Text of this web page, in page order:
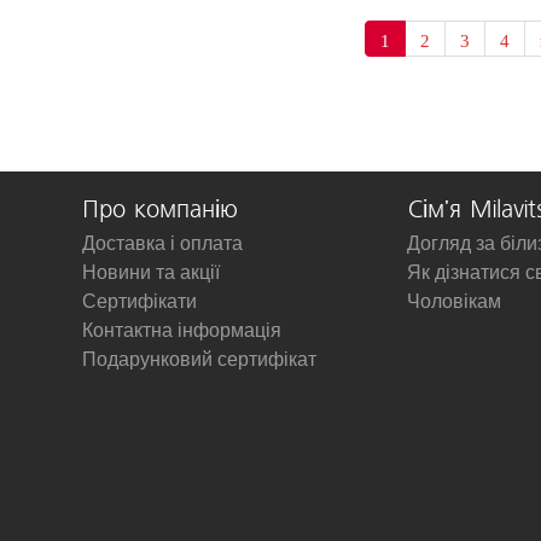
1 2 3 4
Про компанію
Доставка і оплата
Новини та акції
Сертифікати
Контактна інформація
Подарунковий сертифікат
Сім'я
Догляд за
Як дізнатися
Чоловікам